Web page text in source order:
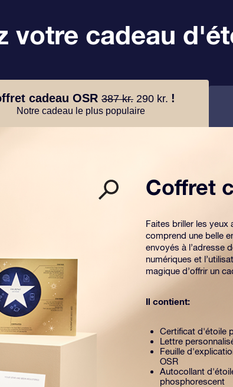
votre cadeau
cadeau OSR 387 kr. 290 kr. !
Notre cadeau le plus populaire
Coffret
Faites briller les yeux
comprend une belle
envoyés à l’adresse
numériques et
magique d’offrir un
Il contient:
Certificat d'étoile
Lettre
Feuille
OSR
Autocollant
phosphorescent